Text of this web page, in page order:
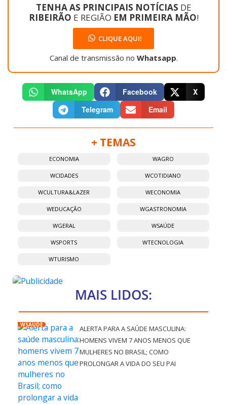
TENHA AS PRINCIPAIS NOTÍCIAS DE
RIBEIRÃO E REGIÃO EM PRIMEIRA MÃO!
CLIQUE AQUI!
Canal de transmissão no Whatsapp.
WhatsApp Facebook
X
Telegram
Email
+ TEMAS
ECONOMIA WAGRO
WCIDADES WCOTIDIANO
WCULTURA&LAZER WECONOMIA
WEDUCAÇÃO WGASTRONOMIA
WGERAL WSAÚDE
WSPORTS WTECNOLOGIA
WTURISMO
MAIS LIDOS:
WSAÚDE
ALERTA PARA A SAÚDE MASCULINA:
HOMENS VIVEM 7 ANOS MENOS QUE
MULHERES NO BRASIL; COMO
PROLONGAR A VIDA DO SEU PAI